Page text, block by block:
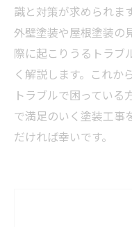
識と対策が求められま
外壁塗装や屋根塗装の
際に起こりうるトラブ
く解説します。これか
トラブルで困っている
で満足のいく塗装工事
だければ幸いです。